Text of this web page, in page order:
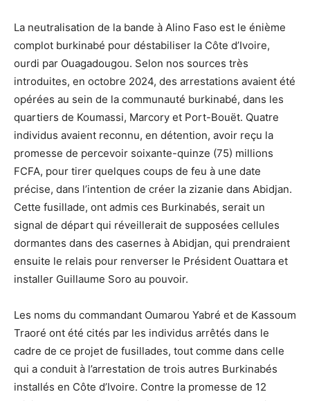
La neutralisation de la bande à Alino Faso est le énième
complot burkinabé pour déstabiliser la Côte d’Ivoire,
ourdi par Ouagadougou. Selon nos sources très
introduites, en octobre 2024, des arrestations avaient été
opérées au sein de la communauté burkinabé, dans les
quartiers de Koumassi, Marcory et Port-Bouët. Quatre
individus avaient reconnu, en détention, avoir reçu la
promesse de percevoir soixante-quinze (75) millions
FCFA, pour tirer quelques coups de feu à une date
précise, dans l’intention de créer la zizanie dans Abidjan.
Cette fusillade, ont admis ces Burkinabés, serait un
signal de départ qui réveillerait de supposées cellules
dormantes dans des casernes à Abidjan, qui prendraient
ensuite le relais pour renverser le Président Ouattara et
installer Guillaume Soro au pouvoir.
Les noms du commandant Oumarou Yabré et de Kassoum
Traoré ont été cités par les individus arrêtés dans le
cadre de ce projet de fusillades, tout comme dans celle
qui a conduit à l’arrestation de trois autres Burkinabés
installés en Côte d’Ivoire. Contre la promesse de 12